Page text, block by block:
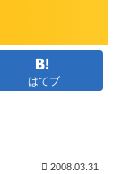
はてブ
2008.03.31